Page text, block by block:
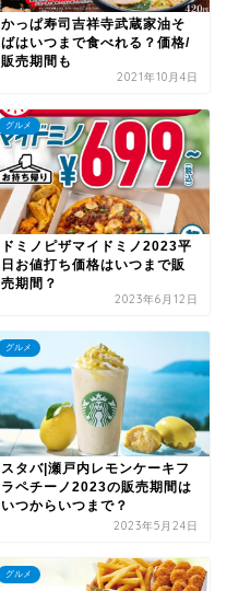
かっぱ寿司吉祥寺武蔵家油そ
ばはいつまで食べれる？価格/
販売期間も
2021年10月4日
グルメ
ドミノピザマイドミノ2023平
日お値打ち価格はいつまで販
売期間？
2023年6月12日
グルメ
スタバ|瀬戸内レモンケーキフ
ラペチーノ2023の販売期間は
いつからいつまで？
2023年5月24日
グルメ